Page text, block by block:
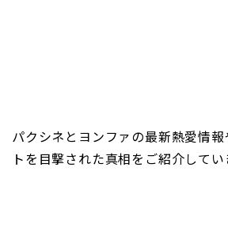
パクシネとヨンファの最新熱愛情
トを目撃された真相をご紹介してい